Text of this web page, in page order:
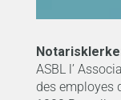
ASBL l’
des employes